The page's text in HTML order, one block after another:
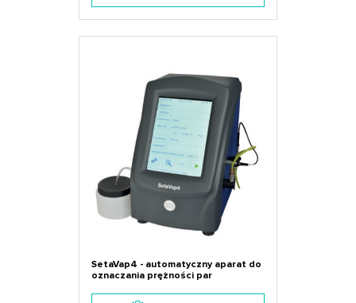
SetaVap4 - automatyczny aparat do
oznaczania prężności par